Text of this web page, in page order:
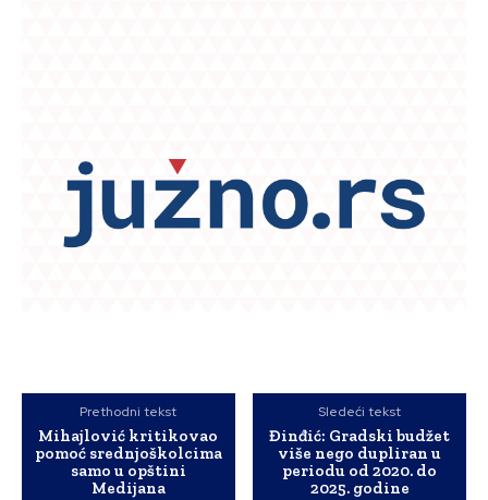
Prethodni tekst
Mihajlović kritikovao
pomoć srednjoškolcima
samo u opštini
Medijana
Sledeći tekst
Đinđić: Gradski budžet
više nego dupliran u
periodu od 2020. do
2025. godine